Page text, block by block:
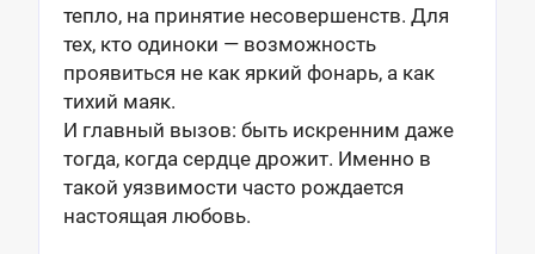
тепло, на принятие несовершенств. Для
тех, кто одиноки — возможность
проявиться не как яркий фонарь, а как
тихий маяк.
И главный вызов: быть искренним даже
тогда, когда сердце дрожит. Именно в
такой уязвимости часто рождается
настоящая любовь.